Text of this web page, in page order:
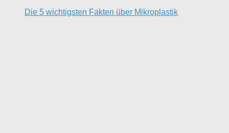
Die 5 wichtigsten Fakten über Mikroplastik